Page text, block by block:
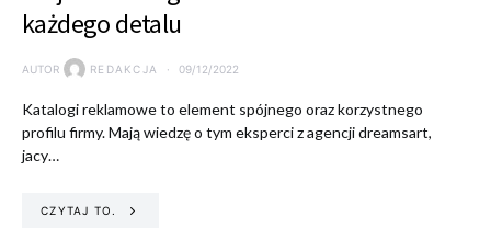
każdego detalu
AUTOR REDAKCJA 09/12/2022
Katalogi reklamowe to element spójnego oraz korzystnego
profilu firmy. Mają wiedzę o tym eksperci z agencji dreamsart,
jacy…
CZYTAJ TO.